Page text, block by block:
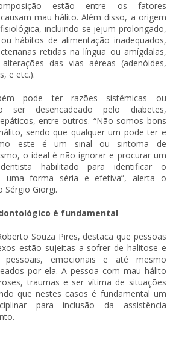
estão entre os fatores
mau hálito. Além disso, a origem
incluindo-se jejum prolongado,
hábitos de alimentação inadequados,
retidas na língua ou amígdalas,
das vias aéreas (adenóides,
e etc.).
pode ter razões sistêmicas ou
ser desencadeado pelo diabetes,
entre outros. “Não somos bons
sendo que qualquer um pode ter e
este é um sinal ou sintoma de
o ideal é não ignorar e procurar um
dentista habilitado para identificar o
uma forma séria e efetiva”, alerta o
Sérgio Giorgi.
é fundamental
Souza Pires, destaca que pessoas
estão sujeitas a sofrer de halitose e
pessoais, emocionais e até mesmo
por ela. A pessoa com mau hálito
traumas e ser vítima de situações
que nestes casos é fundamental um
para inclusão da assistência